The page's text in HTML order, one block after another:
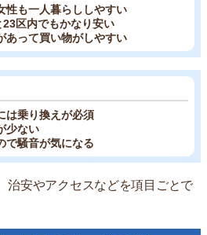
性も一人暮らししやすい
23区内でもかなり安い
あって買い物がしやすい
は乗り換えが必須
少ない
で騒音が気になる
治安やアクセスなどを項目ごとで